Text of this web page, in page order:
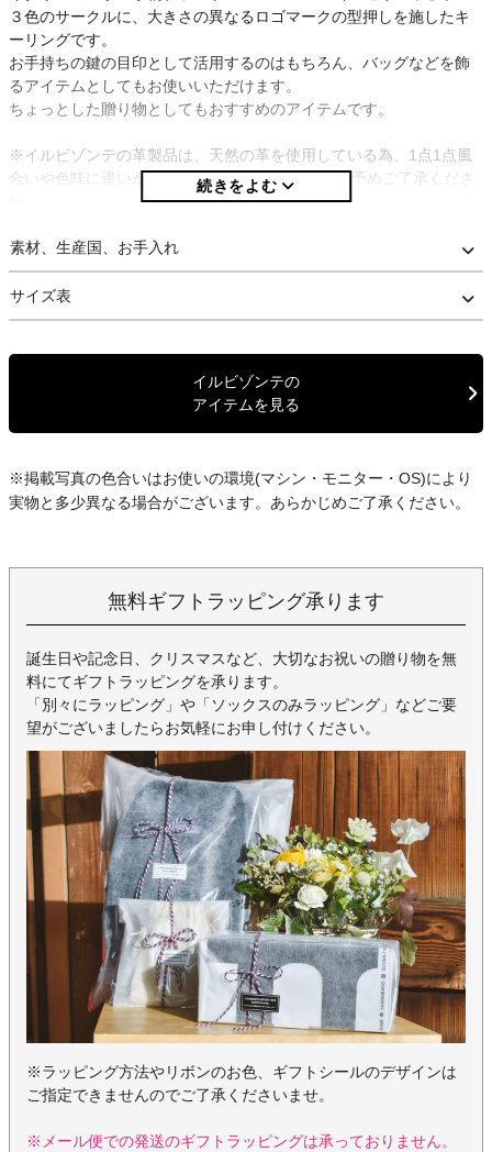
３色のサークルに、大きさの異なるロゴマークの型押しを施したキ
ーリングです。
お手持ちの鍵の目印として活用するのはもちろん、バッグなどを飾
るアイテムとしてもお使いいただけます。
ちょっとした贈り物としてもおすすめのアイテムです。
※イルビゾンテの革製品は、天然の革を使用している為、1点1点風
合いや色味に違いが生じる可能性がございます。 予めご了承くださ
※当店は正規取扱店です。安心してお買い求め下さい。
素材、生産国、お手入れ
サイズ表
イルビゾンテの
アイテムを見る
※掲載写真の色合いはお使いの環境(マシン・モニター・OS)により
実物と多少異なる場合がございます。あらかじめご了承ください。
無料ギフトラッピング承ります
誕生日や記念日、クリスマスなど、大切なお祝いの贈り物を無
料にてギフトラッピングを承ります。
「別々にラッピング」や「ソックスのみラッピング」などご要
望がございましたらお気軽にお申し付けください。
※ラッピング方法やリボンのお色、ギフトシールのデザインは
ご指定できませんのでご了承くださいませ。
※メール便での発送のギフトラッピングは承っておりません。